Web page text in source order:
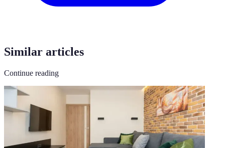
Similar articles
Continue reading